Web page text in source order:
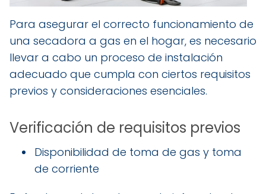
Para asegurar el correcto funcionamiento de
una secadora a gas en el hogar, es necesario
llevar a cabo un proceso de instalación
adecuado que cumpla con ciertos requisitos
previos y consideraciones esenciales.
Verificación de requisitos previos
Disponibilidad de toma de gas y toma
de corriente